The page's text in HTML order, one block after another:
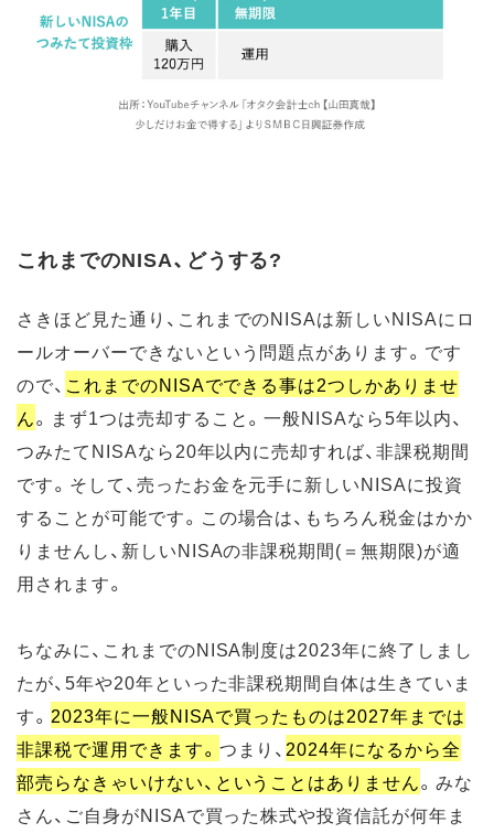
これまでのNISA、どうする?
さきほど見た通り、これまでのNISAは新しいNISAにロ
ールオーバーできないという問題点があります。です
ので、 これまでのNISAでできる事は2つしかありませ
ん。まず1つは売却すること。一般NISAなら5年以内、
つみたてNISAなら20年以内に売却すれば、非課税期間
です。そして、売ったお金を元手に新しいNISAに投資
することが可能です。この場合は、もちろん税金はかか
りませんし、新しいNISAの非課税期間(＝無期限)が適
用されます。
ちなみに、これまでのNISA制度は2023年に終了しまし
たが、5年や20年といった非課税期間自体は生きていま
す。 2023年に一般NISAで買ったものは2027年までは
非課税で運用できます。 つまり、2024年になるから全
部売らなきゃいけない、ということはありません。みな
さん、ご自身がNISAで買った株式や投資信託が何年ま